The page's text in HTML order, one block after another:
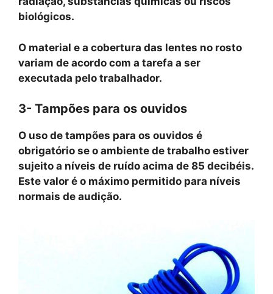
biológicos.
O material e a cobertura das lentes no rosto
variam de acordo com a tarefa a ser
executada pelo trabalhador.
3- Tampões para os ouvidos
O uso de tampões para os ouvidos é
obrigatório se o ambiente de trabalho estiver
sujeito a níveis de ruído acima de 85 decibéis.
Este valor é o máximo permitido para níveis
normais de audição.